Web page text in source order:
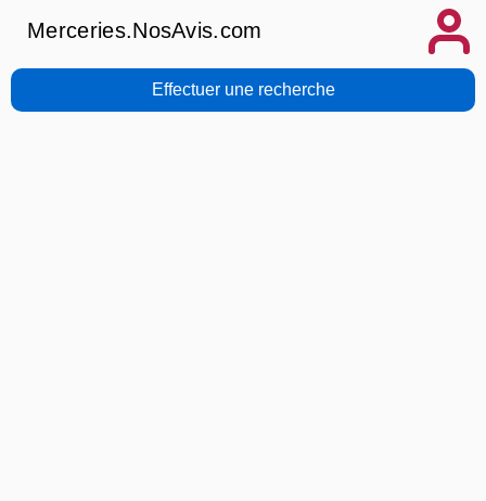
Merceries.NosAvis.com
Effectuer une recherche